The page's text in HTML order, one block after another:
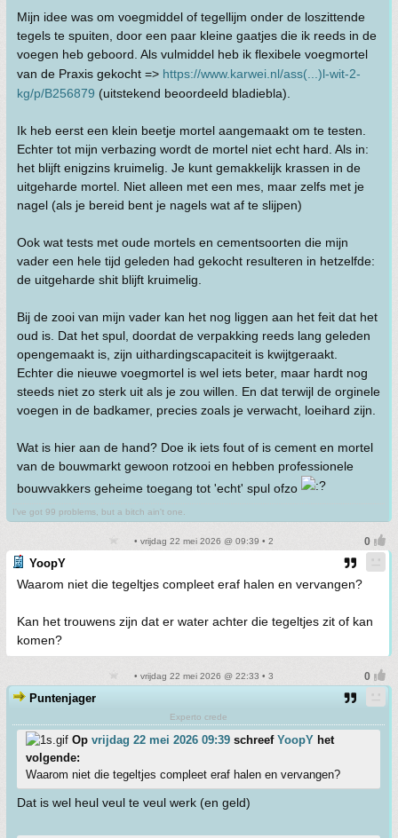
Mijn idee was om voegmiddel of tegellijm onder de loszittende
tegels te spuiten, door een paar kleine gaatjes die ik reeds in de
voegen heb geboord. Als vulmiddel heb ik flexibele voegmortel
van de Praxis gekocht => https://www.karwei.nl/ass(...)l-wit-2-
kg/p/B256879 (uitstekend beoordeeld bladiebla).
Ik heb eerst een klein beetje mortel aangemaakt om te testen.
Echter tot mijn verbazing wordt de mortel niet echt hard. Als in:
het blijft enigzins kruimelig. Je kunt gemakkelijk krassen in de
uitgeharde mortel. Niet alleen met een mes, maar zelfs met je
nagel (als je bereid bent je nagels wat af te slijpen)
Ook wat tests met oude mortels en cementsoorten die mijn
vader een hele tijd geleden had gekocht resulteren in hetzelfde:
de uitgeharde shit blijft kruimelig.
Bij de zooi van mijn vader kan het nog liggen aan het feit dat het
oud is. Dat het spul, doordat de verpakking reeds lang geleden
opengemaakt is, zijn uithardingscapaciteit is kwijtgeraakt.
Echter die nieuwe voegmortel is wel iets beter, maar hardt nog
steeds niet zo sterk uit als je zou willen. En dat terwijl de orginele
voegen in de badkamer, precies zoals je verwacht, loeihard zijn.
Wat is hier aan de hand? Doe ik iets fout of is cement en mortel
van de bouwmarkt gewoon rotzooi en hebben professionele
bouwvakkers geheime toegang tot 'echt' spul ofzo
I've got 99 problems, but a bitch ain't one.
• vrijdag 22 mei 2026 @ 09:39 • 2
YoopY
Waarom niet die tegeltjes compleet eraf halen en vervangen?
Kan het trouwens zijn dat er water achter die tegeltjes zit of kan
komen?
• vrijdag 22 mei 2026 @ 22:33 • 3
Puntenjager
Experto crede
Op vrijdag 22 mei 2026 09:39 schreef YoopY het
volgende:
Waarom niet die tegeltjes compleet eraf halen en vervangen?
Dat is wel heul veul te veul werk (en geld)